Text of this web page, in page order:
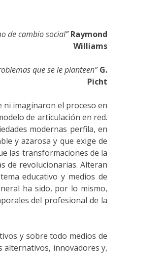
de cambio social” Raymond
Williams
que se le planteen” G.
Picht
imaginaron el proceso en
de articulación en red.
modernas perfila, en
y azarosa y que exige de
las transformaciones de la
de revolucionarias. Alteran
educativo y medios de
ha sido, por lo mismo,
del profesional de la
y sobre todo medios de
alternativos, innovadores y,